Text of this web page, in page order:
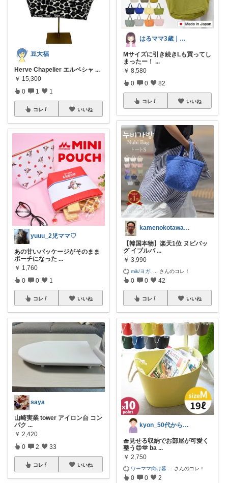
豆大福
Herve Chapelier エルベシャ ...
￥ 15,300
0 1 1
コレ いいね
yuuu_2児ママ♡
あの甘いパッケージがそのまま
ポーチになった ...
￥ 1,760
0 0 1
コレ いいね
saya
山崎実業 tower アイロン台 コン
パク ...
￥ 2,420
0 2 33
コレ いいね
はるママ3歳｜手抜きを極めたい主婦
Mサイズに引き続きLも買ってし
まったー！ ...
￥ 8,580
0 0 82
コレ いいね
kamenokotawashi⭐️
【韓国本物】楽天1位 ヌビバッ
グ イブルバ ...
￥ 3,990
mik/ヨガ. さんのコレ！
0 0 42
コレ いいね
kyon_50代からの暮らしラク帖
🧺見せる収納でお部屋が可愛く
整う😍🫶 ba ...
￥ 2,750
ワーママ向け暮 さんのコレ！
0 0 2